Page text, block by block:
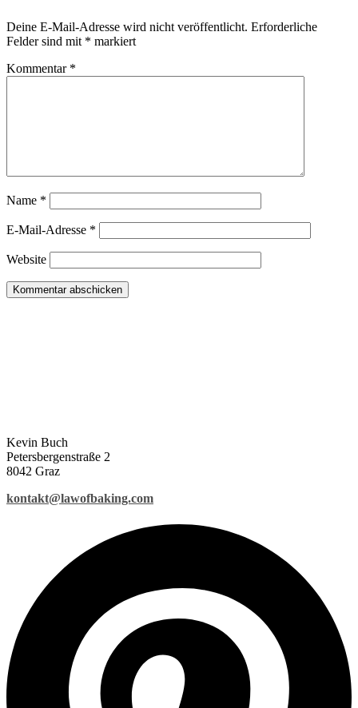
Deine E-Mail-Adresse wird nicht veröffentlicht. Erforderliche
Felder sind mit * markiert
Kommentar *
Name *
E-Mail-Adresse *
Website
Kevin Buch
Petersbergenstraße 2
8042 Graz
kontakt@lawofbaking.com